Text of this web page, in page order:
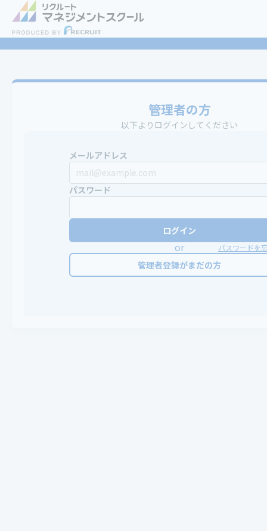
管理者の方
以下よりログインしてください
メールアドレス
パスワード
ログイン
or パスワードを
管理者登録がまだの方